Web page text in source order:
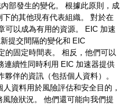
部發生的變化。 根據此原則，成
的其他現有代表組織。 對於在
可以成為有用的資源。 EIC 加速
提交間隔的變化和 EIC
的固定時間表。 相反，他們可以
連續性同時利用 EIC 加速器提供
伴的資訊（包括個人資料）。
資料用於風險評估和安全目的，
險狀況。 他們還可能向我們提